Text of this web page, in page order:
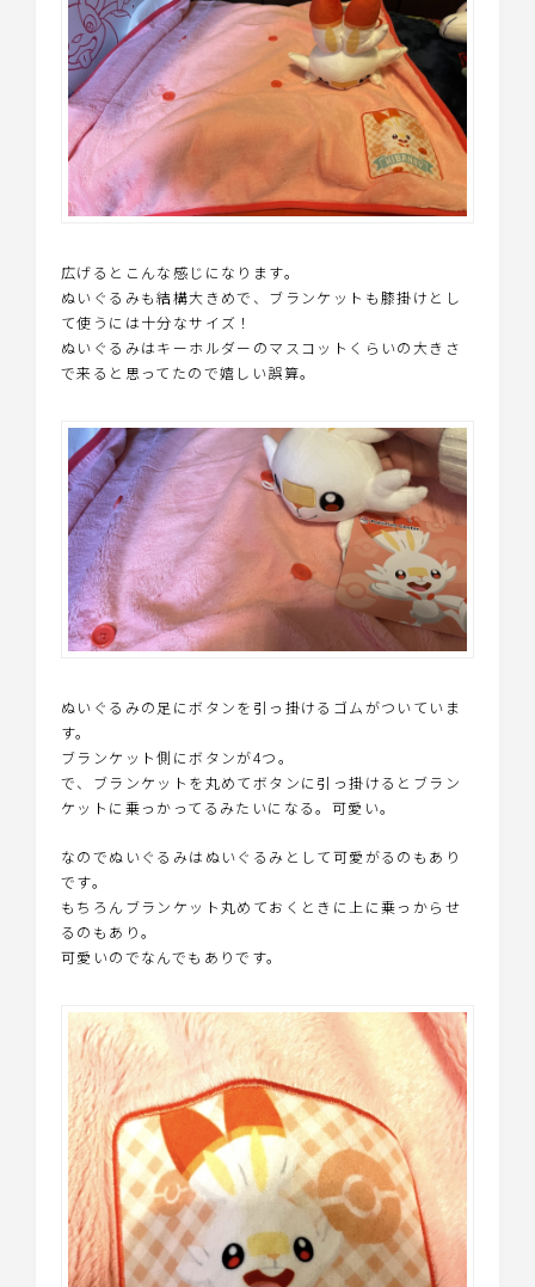
広げるとこんな感じになります。
ぬいぐるみも結構大きめで、ブランケットも膝掛けとし
て使うには十分なサイズ！
ぬいぐるみはキーホルダーのマスコットくらいの大きさ
で来ると思ってたので嬉しい誤算。
ぬいぐるみの足にボタンを引っ掛けるゴムがついていま
す。
ブランケット側にボタンが4つ。
で、ブランケットを丸めてボタンに引っ掛けるとブラン
ケットに乗っかってるみたいになる。可愛い。
なのでぬいぐるみはぬいぐるみとして可愛がるのもあり
です。
もちろんブランケット丸めておくときに上に乗っからせ
るのもあり。
可愛いのでなんでもありです。